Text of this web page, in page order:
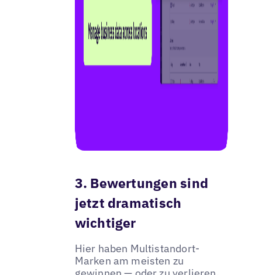
3. Bewertungen sind
jetzt dramatisch
wichtiger
Hier haben Multistandort-
Marken am meisten zu